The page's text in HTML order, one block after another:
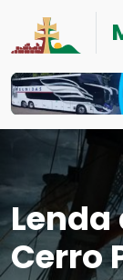
Lenda
Cerro